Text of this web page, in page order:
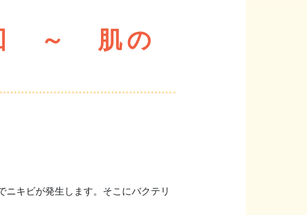
～ 肌の
キビが発生します。そこにバクテリ